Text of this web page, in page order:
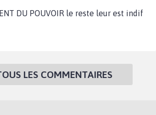
DU POUVOIR le reste leur est indif
LES COMMENTAIRES